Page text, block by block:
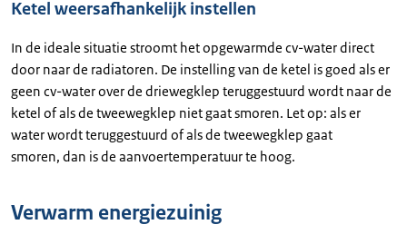
Ketel weersafhankelijk instellen
In de ideale situatie stroomt het opgewarmde cv-water direct
door naar de radiatoren. De instelling van de ketel is goed als er
geen cv-water over de driewegklep teruggestuurd wordt naar de
ketel of als de tweewegklep niet gaat smoren. Let op: als er
water wordt teruggestuurd of als de tweewegklep gaat
smoren, dan is de aanvoertemperatuur te hoog.
Verwarm energiezuinig